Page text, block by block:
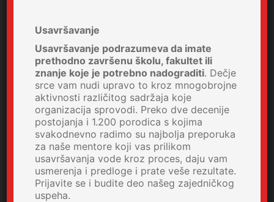
Usavršavanje
Usavršavanje podrazumeva da imate
prethodno završenu školu, fakultet ili
znanje koje je potrebno nadograditi. Dečje
srce vam nudi upravo to kroz mnogobrojne
aktivnosti različitog sadržaja koje
organizacija sprovodi. Preko dve decenije
postojanja i 1.200 porodica s kojima
svakodnevno radimo su najbolja preporuka
za naše mentore koji vas prilikom
usavršavanja vode kroz proces, daju vam
usmerenja i predloge i prate veše rezultate.
Prijavite se i budite deo našeg zajedničkog
uspeha.